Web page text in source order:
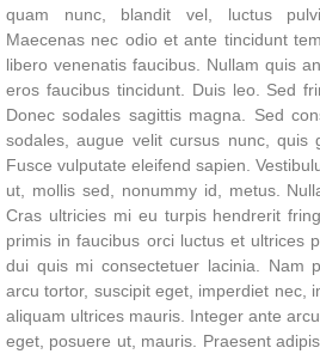
quam nunc, blandit vel, luctus
Maecenas nec odio et ante tincidunt
libero venenatis faucibus. Nullam quis
eros faucibus tincidunt. Duis leo. Sed
Donec sodales sagittis magna. Sed
sodales, augue velit cursus nunc, quis
Fusce vulputate eleifend sapien.
ut, mollis sed, nonummy id, metus.
Cras ultricies mi eu turpis hendrerit
primis in faucibus orci luctus et ultrices
dui quis mi consectetuer lacinia. Nam
arcu tortor, suscipit eget, imperdiet nec,
aliquam ultrices mauris. Integer ante
eget, posuere ut, mauris. Praesent